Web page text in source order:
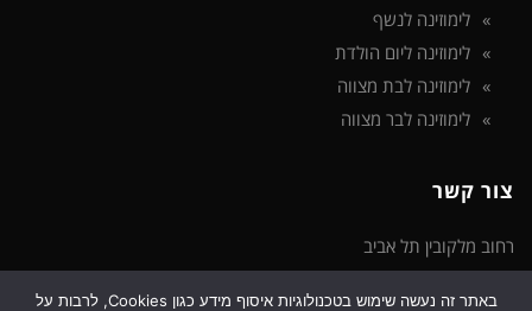
לימוזינה לנשף
לימוזינה ליום הולדת
לימוזינה לבת מצווה
לימוזינה לבר מצווה
צור קשר
רחוב מלקובין תל אביב
טלפון: 072-3922-475 באתר זה נעשה שימוש בטכנולוגיות איסוף מידע כגון Cookies, לרבות על